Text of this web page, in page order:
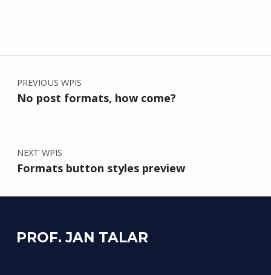
Nawigacja wpisu
PREVIOUS WPIS
No post formats, how come?
NEXT WPIS
Formats button styles preview
PROF. JAN TALAR